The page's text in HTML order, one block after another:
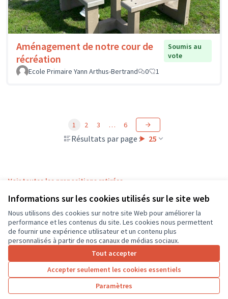
Informations sur les cookies utilisés sur le site web
Nous utilisons des cookies sur notre site Web pour améliorer la
performance et les contenus du site. Les cookies nous permettent
de fournir une expérience utilisateur et un contenu plus
personnalisés à partir de nos canaux de médias sociaux.
Tout accepter
Accepter seulement les cookies essentiels
Paramètres
Aménagement de notre cour de
récréation
Soumis au
vote
Ecole Primaire Yann Arthus-Bertrand
0 1
Résultats par page : 25
1 2 3 … 6
Voir toutes les propositions retirées
Conditions d'utilisation
Paramètres des cookies
CD37 sur X
(Lien externe)
CD37 sur Facebook
CD37 sur Instagram
CD37 sur YouTube
(Lien externe)
Site réalisé grâce aulogiciel libre Decidim .
Licence
(Lien